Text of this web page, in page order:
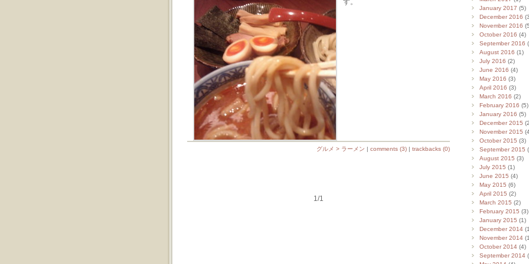
す。
グルメ > ラーメン | comments (3) | trackbacks (0)
1/1
January 2017 (5)
December 2016
November 2016
October 2016 (4)
September 2016
August 2016 (1)
July 2016 (2)
June 2016 (4)
May 2016 (3)
April 2016 (3)
March 2016 (2)
February 2016 (5)
January 2016 (5)
December 2015
November 2015
October 2015 (3)
September 2015
August 2015 (3)
July 2015 (1)
June 2015 (4)
May 2015 (6)
April 2015 (2)
March 2015 (2)
February 2015 (3)
January 2015 (1)
December 2014
November 2014
October 2014 (4)
September 2014